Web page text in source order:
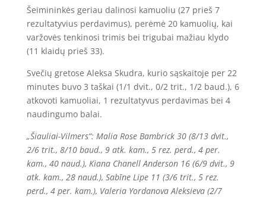
Šeimininkės geriau dalinosi kamuoliu (27 prieš 7
rezultatyvius perdavimus), perėmė 20 kamuolių, kai
varžovės tenkinosi trimis bei trigubai mažiau klydo
(11 klaidų prieš 33).
Svečių gretose Aleksa Skudra, kurio sąskaitoje per 22
minutes buvo 3 taškai (1/1 dvit., 0/2 trit., 1/2 baud.), 6
atkovoti kamuoliai, 1 rezultatyvus perdavimas bei 4
naudingumo balai.
„Šiauliai-Vilmers“: Malia Rose Bambrick 30 (8/13 dvit.,
2/6 trit., 8/10 baud., 9 atk. kam., 5 rez. perd., 4 per.
kam., 40 naud.), Kiana Chanell Anderson 16 (6/9 dvit., 9
atk. kam., 28 naud.), Sabīne Lipe 11 (3/6 trit., 5 rez.
perd., 4 per. kam.), Valeria Yordanova Aleksieva (2/7